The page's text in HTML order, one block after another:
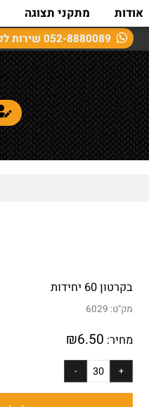
052-8880089שירות
אודות מתקני תצוגה
בקרטון 60 יחידות